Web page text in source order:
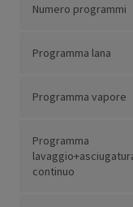
Numero programmi
Programma lana
Programma vapore
Programma
continuo